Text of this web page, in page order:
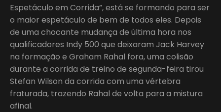
Espetáculo em Corrida”, está se formando para ser
o maior espetáculo de bem de todos eles. Depois
de uma chocante mudança de última hora nos
qualificadores Indy 500 que deixaram Jack Harvey
na formação e Graham Rahal fora, uma colisão
durante a corrida de treino de segunda-feira tirou
Stefan Wilson da corrida com uma vértebra
fraturada, trazendo Rahal de volta para a mistura
afinal.